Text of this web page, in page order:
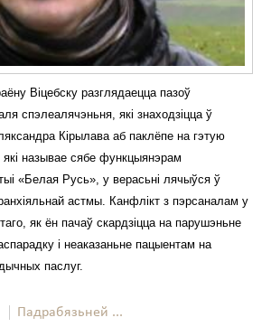
Віцебску разглядаецца пазоў
спэлеалячэньня, які знаходзіцца ў
Кірылава аб паклёпе на гэтую
называе сябе функцыянэрам
«Белая Русь», у верасьні лячыўся ў
астмы. Канфлікт з пэрсаналам у
як ён пачаў скардзіцца на парушэньне
і неаказаньне пацыентам на
паслуг.
Падрабязьней ...